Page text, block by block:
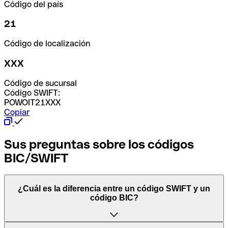
Código del país
21
Código de localización
XXX
Código de sucursal
Código SWIFT:
POWOIT21XXX
Copiar
Sus preguntas sobre los códigos
BIC/SWIFT
¿Cuál es la diferencia entre un código SWIFT y un
código BIC?